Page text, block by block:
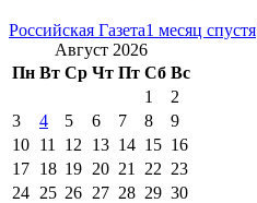
Российская Газета1 месяц спустя
Август 2026
Пн Вт Ср Чт Пт Сб Вс
1
2
3
4 5 6 7 8
9
10 11 12 13 14 15 16
17 18 19 20 21 22 23
24 25 26 27 28 29 30